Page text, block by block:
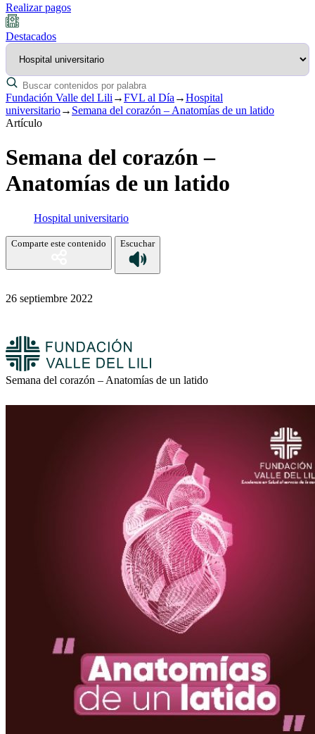
Realizar pagos
Destacados
Fundación Valle del Lili →FVL al Día →Hospital
universitario→ Semana del corazón – Anatomías de un latido
Artículo
Semana del corazón –
Anatomías de un latido
Hospital universitario
Comparte este contenido Escuchar
26 septiembre 2022
Semana del corazón – Anatomías de un latido